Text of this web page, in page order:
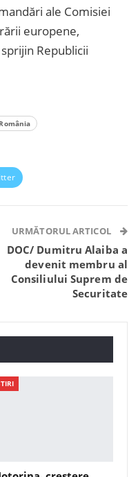
ale Comisiei
europene,
Republicii
România
Viber
URMĂTORUL ARTICOL
DOC/ Dumitru Alaiba a
devenit membru al
Consiliului Suprem de
Securitate